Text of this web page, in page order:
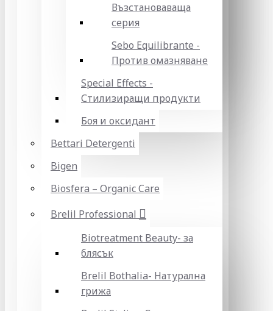
Възстановаваща
серия
Sebo Equilibrante -
Против омазняване
Special Effects -
Стилизиращи продукти
Боя и оксидант
Bettari Detergenti
Bigen
Biosfera – Organic Care
Brelil Professional
Biotreatment Beauty- за
блясък
Brelil Bothalia- Натурална
грижа